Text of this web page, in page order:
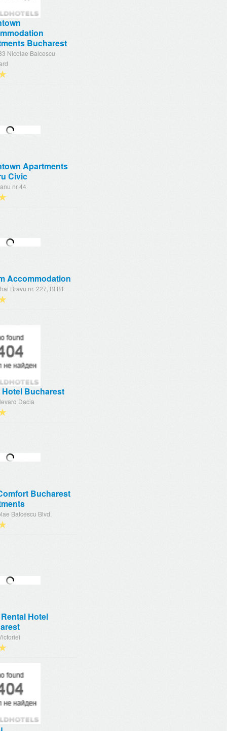
Bucharest
Nicolae Balcescu
Apartments
Civic
nr 44
Accommodation
Bravu nr. 227, Bl B1
Hotel Bucharest
Dacia
Bucharest
Balcescu Blvd.
Hotel